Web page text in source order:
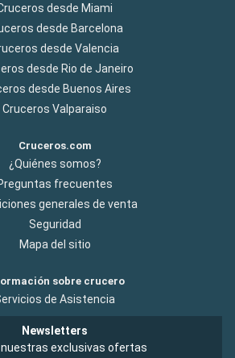
desde Miami
desde Barcelona
desde Valencia
desde Rio de Janeiro
desde Buenos Aires
Cruceros Valparaiso
Cruceros.com
¿Quiénes somos?
frecuentes
generales de venta
Seguridad
Mapa del sitio
sobre crucero
de Asistencia
Newsletters
nuestras exclusivas ofertas